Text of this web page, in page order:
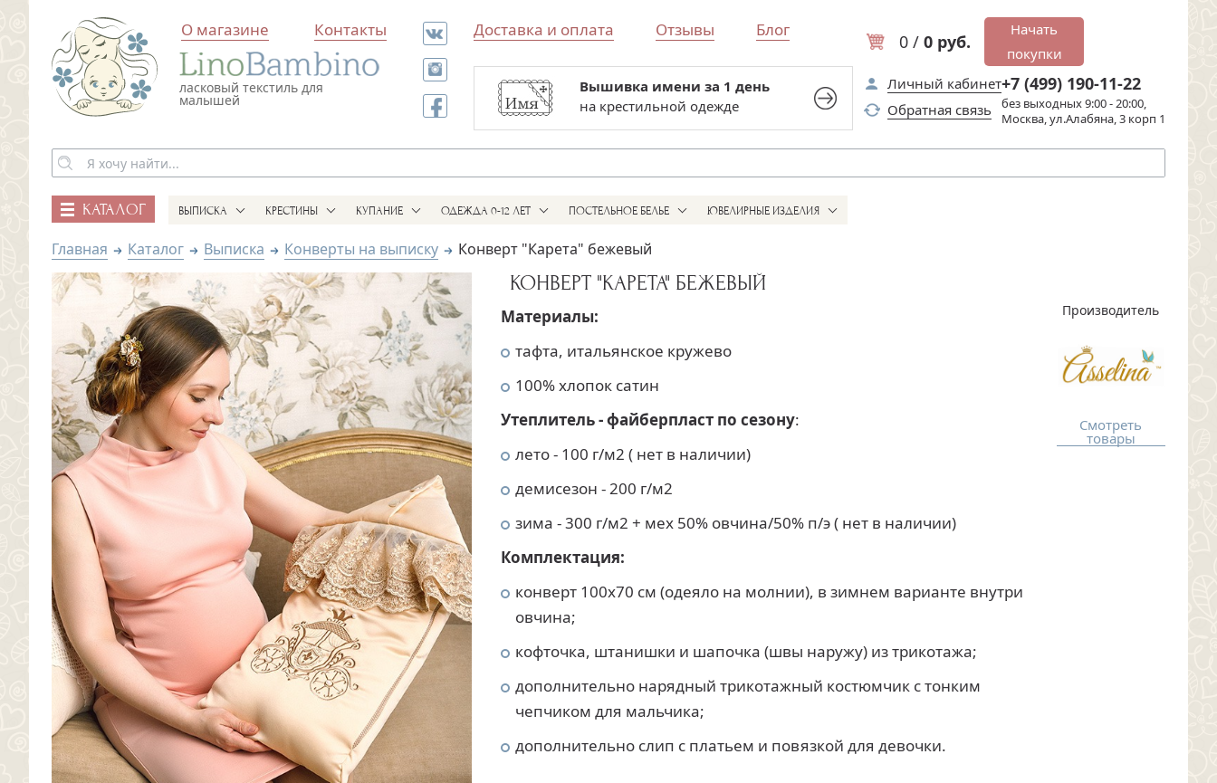
ласковый текстиль для
малышей
О магазине Контакты Доставка и оплата Отзывы Блог
0 / 0 руб.
Начать
покупки
Все для выписки и крестин
в одном магазине
Вышивка имени за 1 день
на крестильной одежде
Личный кабинет
Обратная связь
+7 (499) 190-11-22
без выходных 9:00 - 20:00,
Москва, ул.Алабяна, 3 корп 1
КАТАЛОГ ВЫПИСКА КРЕСТИНЫ КУПАНИЕ ОДЕЖДА 0-12 ЛЕТ ПОСТЕЛЬНОЕ БЕЛЬЕ ЮВЕЛИРНЫЕ ИЗДЕЛИЯ
Главная Каталог Выписка Конверты на выписку Конверт "Карета" бежевый
КОНВЕРТ "КАРЕТА" БЕЖЕВЫЙ
Материалы:
тафта, итальянское кружево
100% хлопок сатин
Утеплитель -файберпласт по сезону:
лето - 100 г/м2 ( нет в наличии)
демисезон - 200 г/м2
зима - 300 г/м2 + мех 50% овчина/50% п/э ( нет в наличии)
Комплектация:
конверт 100х70 см (одеяло на молнии), в зимнем варианте внутри
овчина;
кофточка, штанишки и шапочка (швы наружу) из трикотажа;
дополнительно нарядный трикотажный костюмчик с тонким
чепчиком для мальчика;
дополнительно слип с платьем и повязкой для девочки.
Производитель
Смотреть
товары